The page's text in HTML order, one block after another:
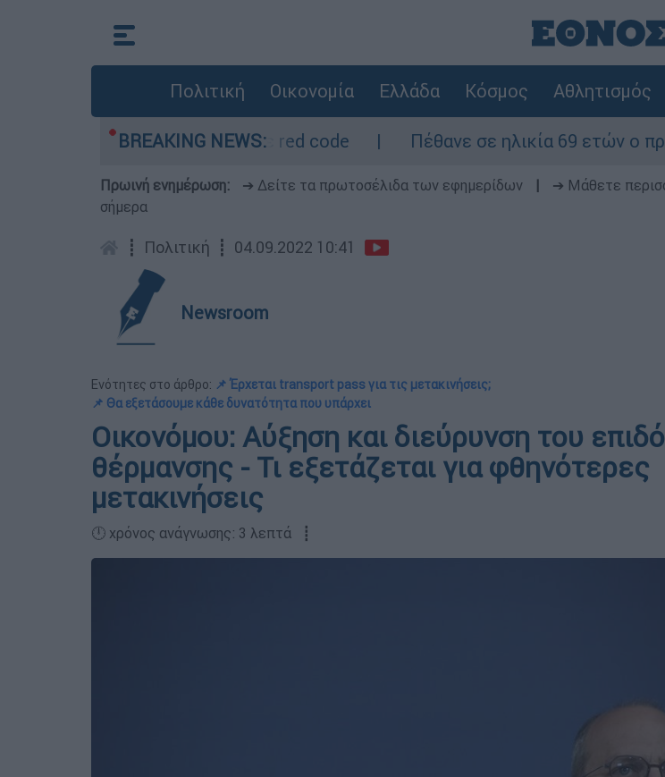
Πολιτική Οικονομία Ελλάδα Κόσμος Αθλητισμός
BREAKING NEWS:
- Οι περιοχές σε red code Πέθανε σε ηλικία 69 ετών ο πρωτοπόρος
Πρωινή ενημέρωση: ➔ Δείτε τα πρωτοσέλιδα των εφημερίδων ➔ Μάθετε
σήμερα
┋ Πολιτική ┋ 04.09.2022 10:41
Newsroom
Ενότητες στο άρθρο: 📌 Έρχεται transport pass για τις μετακινήσεις;
📌 Θα εξετάσουμε κάθε δυνατότητα που υπάρχει
Οικονόμου: Αύξηση και διεύρυνση του
θέρμανσης - Τι εξετάζεται για φθηνότερες
μετακινήσεις
🕛 χρόνος ανάγνωσης: 3 λεπτά ┋